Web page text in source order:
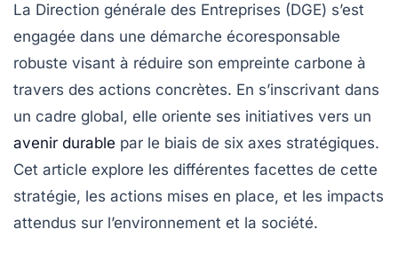
La Direction générale des Entreprises (DGE) s’est
engagée dans une démarche écoresponsable
robuste visant à réduire son empreinte carbone à
travers des actions concrètes. En s’inscrivant dans
un cadre global, elle oriente ses initiatives vers un
avenir durable par le biais de six axes stratégiques.
Cet article explore les différentes facettes de cette
stratégie, les actions mises en place, et les impacts
attendus sur l’environnement et la société.